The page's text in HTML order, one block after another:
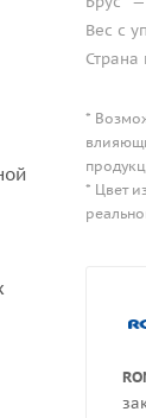
Вес с
Страна
*
* Цвет